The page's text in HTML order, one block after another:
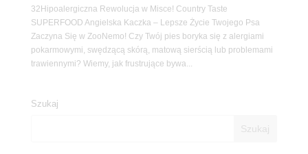
32Hipoalergiczna Rewolucja w Misce! Country Taste
SUPERFOOD Angielska Kaczka – Lepsze Życie Twojego Psa
Zaczyna Się w ZooNemo! Czy Twój pies boryka się z alergiami
pokarmowymi, swędzącą skórą, matową sierścią lub problemami
trawiennymi? Wiemy, jak frustrujące bywa...
Szukaj